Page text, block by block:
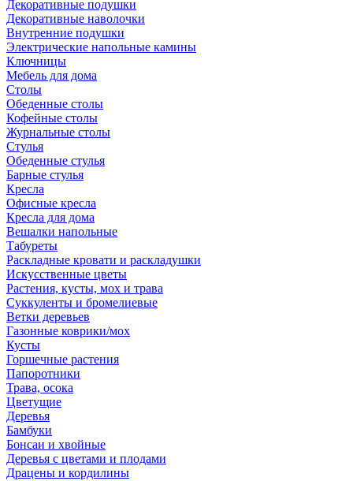
Декоративные подушки
Декоративные наволочки
Внутренние подушки
Электрические напольные камины
Ключницы
Мебель для дома
Столы
Обеденные столы
Кофейные столы
Журнальные столы
Стулья
Обеденные стулья
Барные стулья
Кресла
Офисные кресла
Кресла для дома
Вешалки напольные
Табуреты
Раскладные кровати и раскладушки
Искусственные цветы
Растения, кусты, мох и трава
Суккуленты и бромелиевые
Ветки деревьев
Газонные коврики/мох
Кусты
Горшечные растения
Папоротники
Трава, осока
Цветущие
Деревья
Бамбуки
Бонсаи и хвойные
Деревья с цветами и плодами
Драцены и кордилины